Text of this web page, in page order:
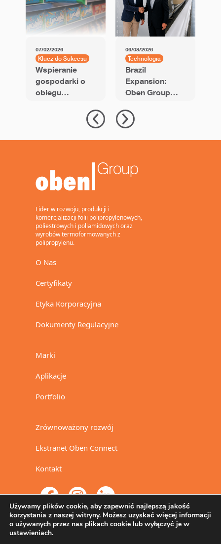
07/02/2026
Klucz do Sukcesu
Wspieranie
gospodarki o
obiegu
opakowaniach
dzięki folii
dodatkiem PCR
06/08/2026
Technologia
Brazil
Expansion:
Oben Group
Agreement for
New 12-Meter
BOPP Line with
Lider w rozwoju, produkcji i
komercjalizacji folii polipropylenowych,
poliestrowych i poliamidowych oraz
wyrobów termoformowanych z
polipropylenu.
O Nas
Certyfikaty
Etyka Korporacyjna
Dokumenty Regulacyjne
Marki
Aplikacje
Portfolio
Zrównoważony rozwój
Ekstranet Oben Connect
Kontakt
Używamy plików cookie, aby zapewnić najlepszą jakość
korzystania z naszej witryny. Możesz uzyskać więcej informacji
o używanych przez nas plikach cookie lub wyłączyć je w
ustawieniach.